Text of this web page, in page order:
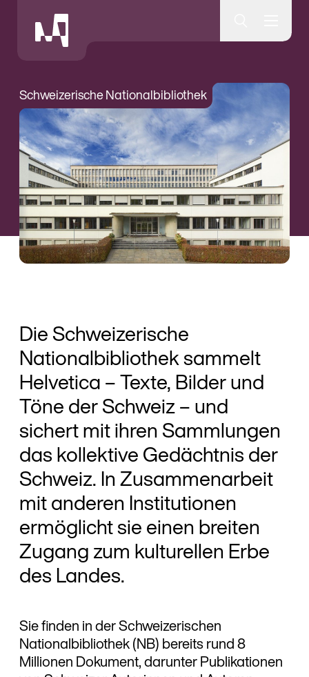
Museumsquartier Bern
Schweizerische Nationalbibliothek
Die Schweizerische
Nationalbibliothek sammelt
Helvetica – Texte, Bilder und
Töne der Schweiz – und
sichert mit ihren Sammlungen
das kollektive Gedächtnis der
Schweiz. In Zusammenarbeit
mit anderen Institutionen
ermöglicht sie einen breiten
Zugang zum kulturellen Erbe
des Landes.
Sie finden in der Schweizerischen
Nationalbibliothek (NB) bereits rund 8
Millionen Dokument, darunter Publikationen